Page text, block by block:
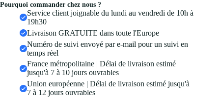
Pourquoi commander chez nous ?
Service client joignable du lundi au vendredi de 10h à
19h30
Livraison GRATUITE dans toute l'Europe
Numéro de suivi envoyé par e-mail pour un suivi en
temps réel
France métropolitaine | Délai de livraison estimé
jusqu'à 7 à 10 jours ouvrables
Union européenne | Délai de livraison estimé jusqu'à
7 à 12 jours ouvrables